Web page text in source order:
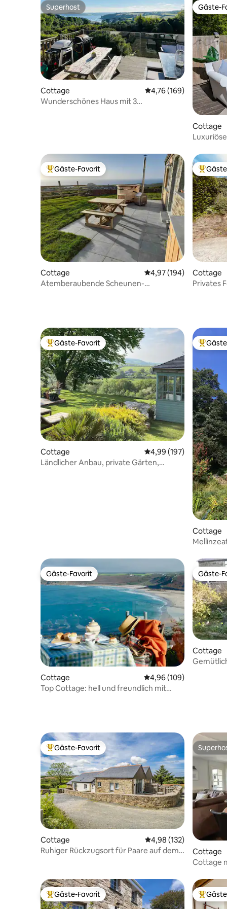
Superhost
Superhost
Cottage Durchschnittliche
4,76 (169)
Wunderschönes Haus mit 3
Gäste-
Gäste-
Cottage
Beliebter Gäste-Favorit.
Gäste-Favorit
Cottage Durchschnittliche
4,97 (194)
Atemberaubende Scheunen-
Cottage
Privates
Garten
Beliebter Gäste-Favorit.
Gäste-Favorit
Cottage Durchschnittliche
4,99 (197)
Ländlicher Anbau, private Gärten,
Cottage
Gäste-Favorit
Gäste-Favorit
Cottage Durchschnittliche
4,96 (109)
Top Cottage: hell und freundlich mit
Gäste-
Gäste-
Cottage
Beliebter Gäste-Favorit.
Gäste-Favorit
Cottage Durchschnittliche
4,98 (132)
Ruhiger Rückzugsort für Paare auf dem
Cottage
Cottage
Beliebter Gäste-Favorit.
Gäste-Favorit